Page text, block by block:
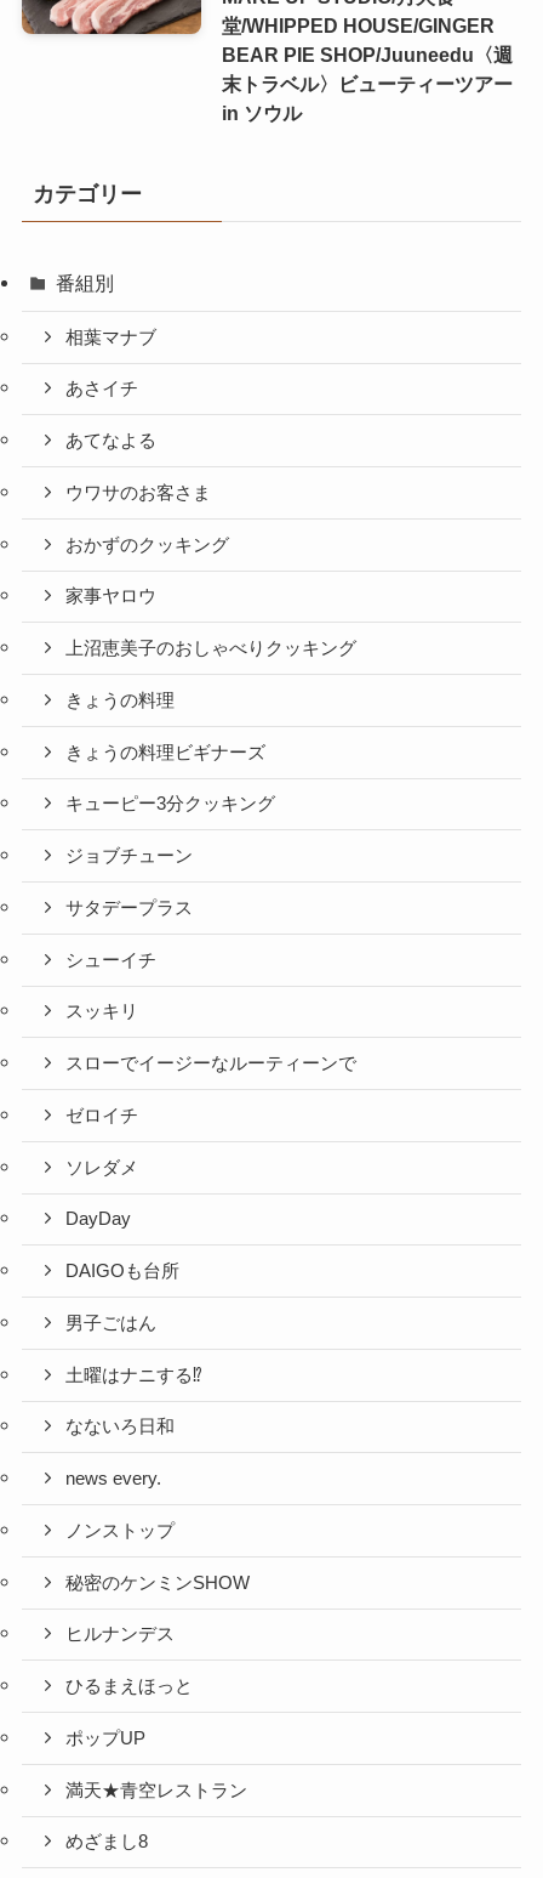
堂/WHIPPED HOUSE/GINGER
BEAR PIE SHOP/Juuneedu〈週
末トラベル〉ビューティーツアー
in ソウル
カテゴリー
番組別
相葉マナブ
あさイチ
あてなよる
ウワサのお客さま
おかずのクッキング
家事ヤロウ
上沼恵美子のおしゃべりクッキング
きょうの料理
きょうの料理ビギナーズ
キューピー3分クッキング
ジョブチューン
サタデープラス
シューイチ
スッキリ
スローでイージーなルーティーンで
ゼロイチ
ソレダメ
DayDay
DAIGOも台所
男子ごはん
土曜はナニする⁉
なないろ日和
news every.
ノンストップ
秘密のケンミンSHOW
ヒルナンデス
ひるまえほっと
ポップUP
満天★青空レストラン
めざまし8